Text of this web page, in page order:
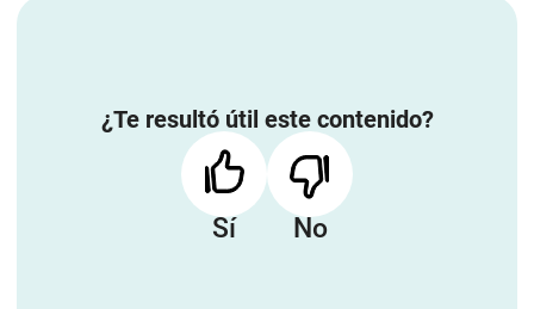
¿Te resultó útil este contenido?
Sí No